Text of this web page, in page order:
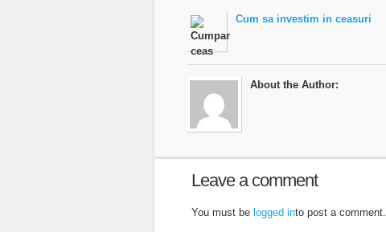
Cum sa investim in ceasuri
About the Author:
Leave a comment
You must be logged into post a comment.